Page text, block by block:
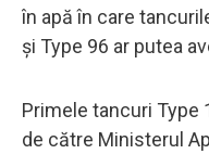
în apă în care
și Type 96 ar putea
Primele tancuri Type
de către Ministerul